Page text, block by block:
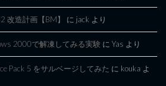
改造計画【BM】 に jack より
2000で解凍してみる実験 に Yas より
Pack 5 をサルベージしてみた に kouka よ